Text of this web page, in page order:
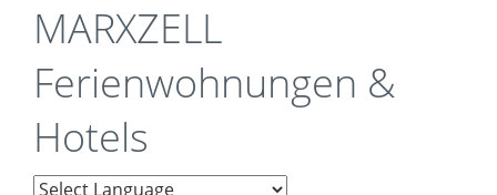
MARXZELL
Ferienwohnungen &
Hotels